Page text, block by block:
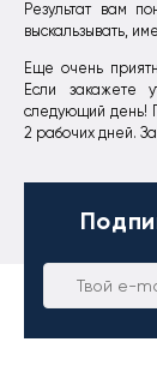
Результат вам
выскальзывать,
Еще очень
Если закажете
следующий день!
2 рабочих дней.